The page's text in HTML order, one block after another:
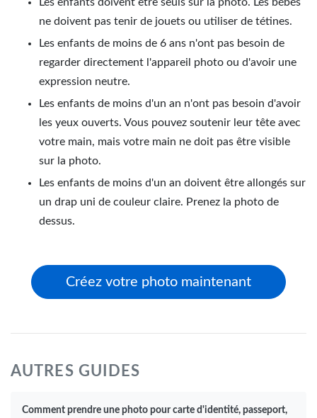
Les enfants doivent être seuls sur la photo. Les bébés
ne doivent pas tenir de jouets ou utiliser de tétines.
Les enfants de moins de 6 ans n'ont pas besoin de
regarder directement l'appareil photo ou d'avoir une
expression neutre.
Les enfants de moins d'un an n'ont pas besoin d'avoir
les yeux ouverts. Vous pouvez soutenir leur tête avec
votre main, mais votre main ne doit pas être visible
sur la photo.
Les enfants de moins d'un an doivent être allongés sur
un drap uni de couleur claire. Prenez la photo de
dessus.
Créez votre photo maintenant
AUTRES GUIDES
Comment prendre une photo pour carte d'identité, passeport,